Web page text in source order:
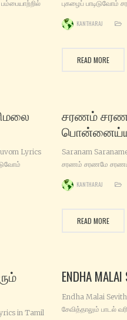
புகழைப்
மயக்கம் அல்லல்
புகழும் பாலன்
KANTHARAJ
READ MORE
Lyrics
சரணம்
Saranam
சரணம் சரணமே
மைந்தன் தேவர்கள்
திண்ணமாக‌
KANTHARAJ
READ MORE
in Tamil
ENDHA
Endha Malai
சேவித்தாலும் பாடல்